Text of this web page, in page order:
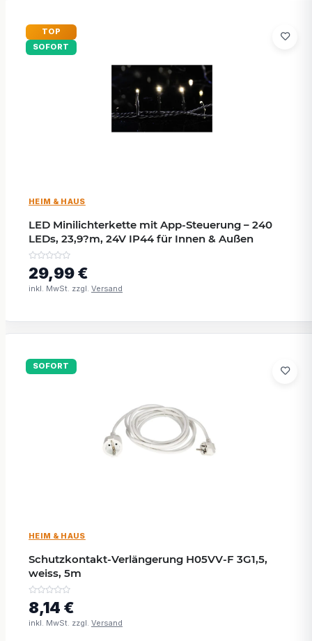
TOP
SOFORT
HEIM & HAUS
LED Minilichterkette mit App-Steuerung – 240
LEDs, 23,9?m, 24V IP44 für Innen & Außen
29,99 €
inkl. MwSt. zzgl. Versand
SOFORT
HEIM & HAUS
Schutzkontakt-Verlängerung H05VV-F 3G1,5,
weiss, 5m
8,14 €
inkl. MwSt. zzgl. Versand